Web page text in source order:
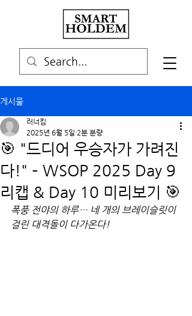
게시물
🎯 "드디어 우승자가 가려진
다!" – WSOP 2025 Day 9
리캡 & Day 10 미리보기 🎯
러너킴
2025년 6월 5일 2분 분량
폭풍 전야의 하루… 네 개의 브레이슬릿이
걸린 대격돌이 다가온다!